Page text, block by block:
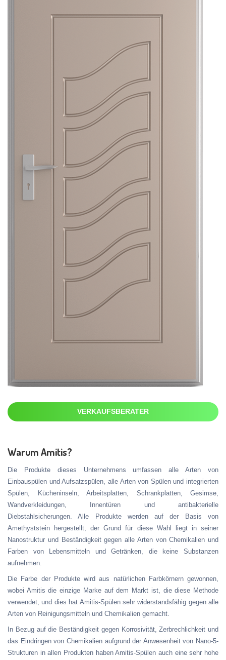
VERKAUFSBERATER
Warum Amitis?
Die Produkte dieses Unternehmens umfassen alle Arten von
Einbauspülen und Aufsatzspülen, alle Arten von Spülen und integrierten
Spülen, Kücheninseln, Arbeitsplatten, Schrankplatten, Gesimse,
Wandverkleidungen, Innentüren und antibakterielle
Diebstahlsicherungen. Alle Produkte werden auf der Basis von
Amethyststein hergestellt, der Grund für diese Wahl liegt in seiner
Nanostruktur und Beständigkeit gegen alle Arten von Chemikalien und
Farben von Lebensmitteln und Getränken, die keine Substanzen
aufnehmen.
Die Farbe der Produkte wird aus natürlichen Farbkörnern gewonnen,
wobei Amitis die einzige Marke auf dem Markt ist, die diese Methode
verwendet, und dies hat Amitis-Spülen sehr widerstandsfähig gegen alle
Arten von Reinigungsmitteln und Chemikalien gemacht.
In Bezug auf die Beständigkeit gegen Korrosivität, Zerbrechlichkeit und
das Eindringen von Chemikalien aufgrund der Anwesenheit von Nano-5-
Strukturen in allen Produkten haben Amitis-Spülen auch eine sehr hohe